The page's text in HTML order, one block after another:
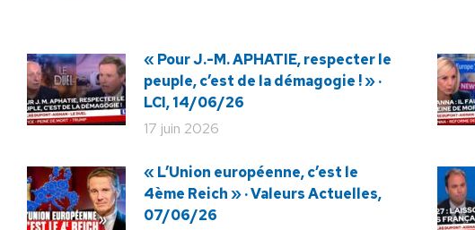
« Pour J.-M. APHATIE, respecter le
peuple, c’est de la démagogie ! » ·
LCI, 14/06/26
17 juin 2026
« L’Union européenne, c’est le
4ème Reich » · Valeurs Actuelles,
07/06/26